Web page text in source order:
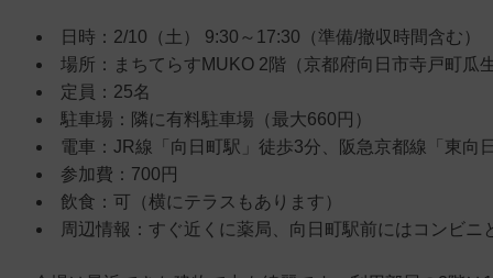
日時：2/10（土） 9:30～17:30（準備/撤収時間含む）
場所：まちてらすMUKO 2階（京都府向日市寺戸町瓜
定員：25名
駐車場：隣に有料駐車場（最大660円）
電車：JR線「向日町駅」徒歩3分、阪急京都線「東向
参加費：700円
飲食：可（横にテラスもあります）
周辺情報：すぐ近くに薬局、向日町駅前にはコンビニ